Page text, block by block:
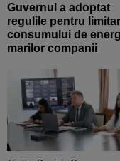
Guvernul a adoptat
regulile pentru
consumului de
marilor companii